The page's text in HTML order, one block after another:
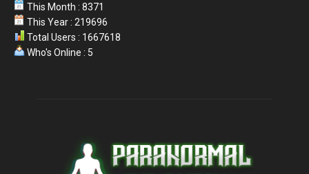
This Month : 8371
This Year : 219696
Total Users : 1667618
Who's Online : 5